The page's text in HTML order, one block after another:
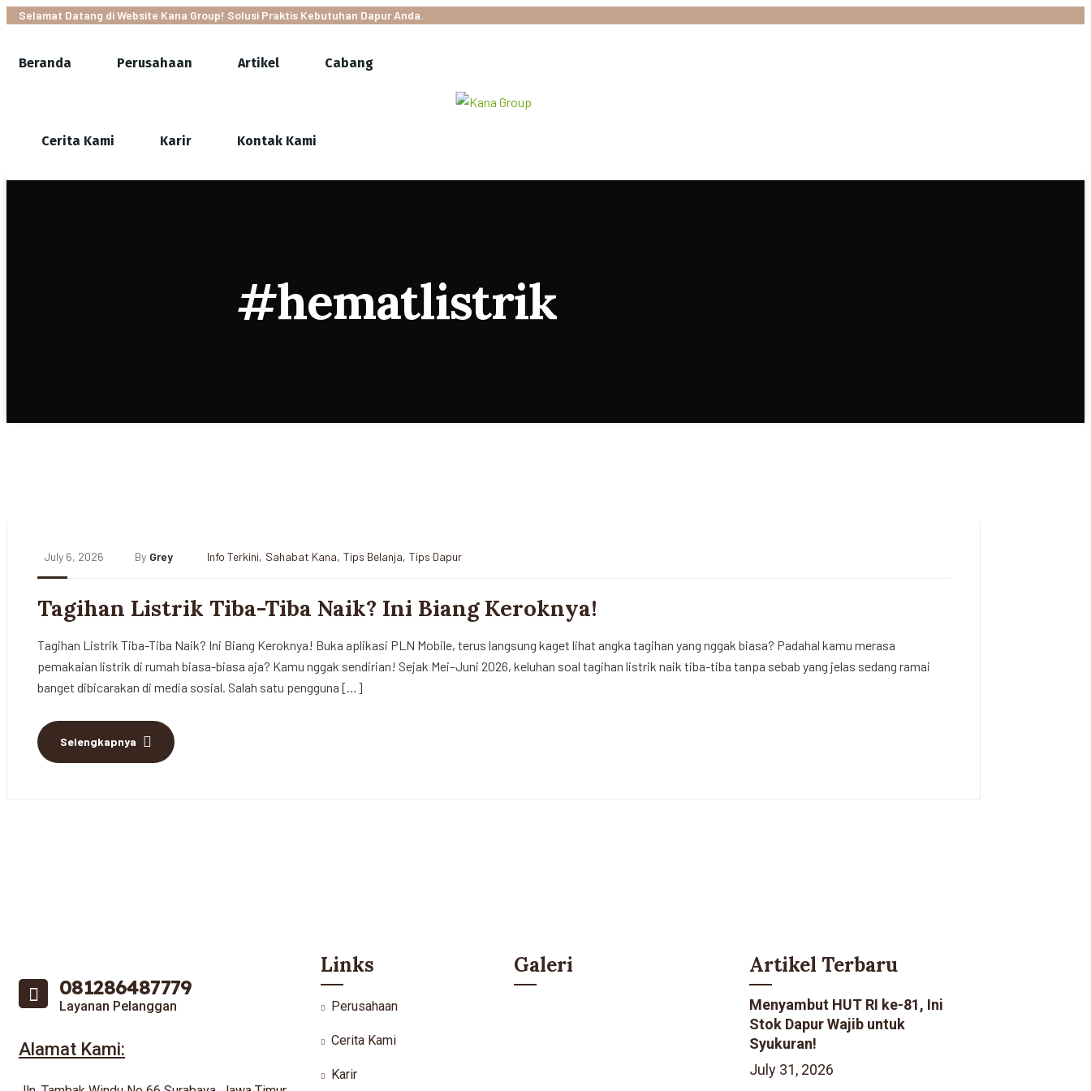
Selamat Datang di Website Kana Group! Solusi Praktis Kebutuhan Dapur Anda.
Beranda Perusahaan Artikel Cabang
Cerita Kami Karir Kontak Kami
#hematlistrik
July 6, 2026 By Grey Info Terkini, Sahabat Kana, Tips Belanja, Tips Dapur
Tagihan Listrik Tiba-Tiba Naik? Ini Biang Keroknya!
Tagihan Listrik Tiba-Tiba Naik? Ini Biang Keroknya! Buka aplikasi PLN Mobile, terus langsung kaget lihat angka tagihan yang nggak biasa? Padahal kamu merasa
pemakaian listrik di rumah biasa-biasa aja? Kamu nggak sendirian! Sejak Mei–Juni 2026, keluhan soal tagihan listrik naik tiba-tiba tanpa sebab yang jelas sedang ramai
banget dibicarakan di media sosial. Salah satu pengguna […]
Selengkapnya
081286487779
Layanan Pelanggan
Alamat Kami:
Links
Perusahaan
Cerita Kami
Karir
Galeri Artikel Terbaru
Menyambut HUT RI ke-81, Ini
Stok Dapur Wajib untuk
Syukuran!
July 31, 2026